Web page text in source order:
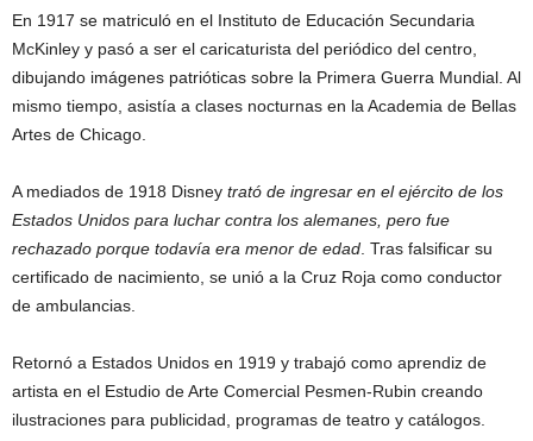
En 1917 se matriculó en el Instituto de Educación Secundaria
McKinley y pasó a ser el caricaturista del periódico del centro,
dibujando imágenes patrióticas sobre la Primera Guerra Mundial. Al
mismo tiempo, asistía a clases nocturnas en la Academia de Bellas
Artes de Chicago.
A mediados de 1918 Disney trató de ingresar en el ejército de los
Estados Unidos para luchar contra los alemanes, pero fue
rechazado porque todavía era menor de edad . Tras falsificar su
certificado de nacimiento, se unió a la Cruz Roja como conductor
de ambulancias.
Retornó a Estados Unidos en 1919 y trabajó como aprendiz de
artista en el Estudio de Arte Comercial Pesmen-Rubin creando
ilustraciones para publicidad, programas de teatro y catálogos.